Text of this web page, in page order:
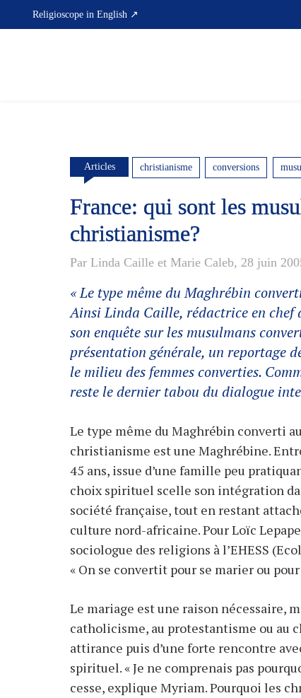
Religioscope in English ↗
Articles christianisme conversions
France: qui sont les
christianisme?
Par Linda Caille et Marie Caleb, 28 juin
« Le type même du Maghrébin
Ainsi Linda Caille, rédactrice en
son enquête sur les musulmans
présentation générale, un reportage
le milieu des femmes converties.
reste le dernier tabou du dialogue
Le type même du Maghrébin converti au
christianisme est une Maghrébine.
45 ans, issue d’une famille peu
choix spirituel scelle son intégration
société française, tout en restant
culture nord-africaine. Pour Loïc
sociologue des religions à l’EHESS
« On se convertit pour se marier ou
Le mariage est une raison nécessaire,
catholicisme, au protestantisme ou au
attirance puis d’une forte rencontre
spirituel. « Je ne comprenais pas
cesse, explique Myriam. Pourquoi les